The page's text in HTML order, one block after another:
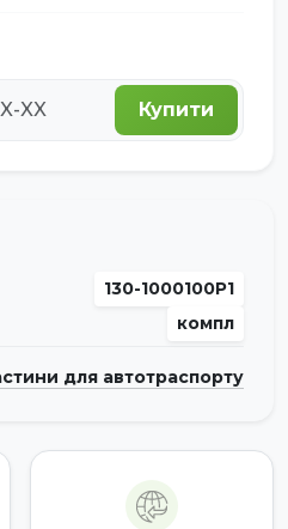
Купити
130-1000100Р1
компл
для автотраспорту